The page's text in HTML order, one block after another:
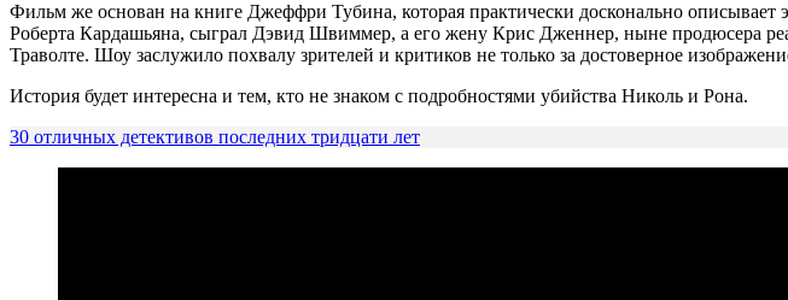
Фильм же основан на книге Джеффри Тубина, которая практически досконально
Роберта Кардашьяна, сыграл Дэвид Швиммер, а его жену Крис Дженнер, ныне продюсера
Траволте. Шоу заслужило похвалу зрителей и критиков не только за достоверное
История будет интересна и тем, кто не знаком с подробностями убийства Николь и Рона.
30 отличных детективов последних тридцати лет